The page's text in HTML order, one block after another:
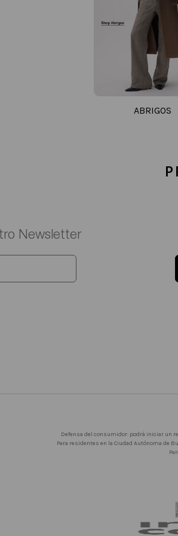
ABRIGOS
Newsletter
Defensa del consumidor: podrá iniciar un
Para residentes en la Ciudad Autónoma de